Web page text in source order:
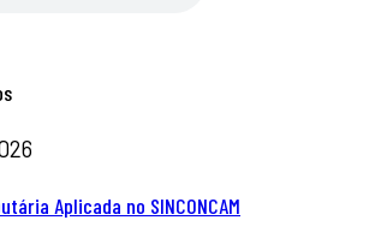
Aplicada no SINCONCAM